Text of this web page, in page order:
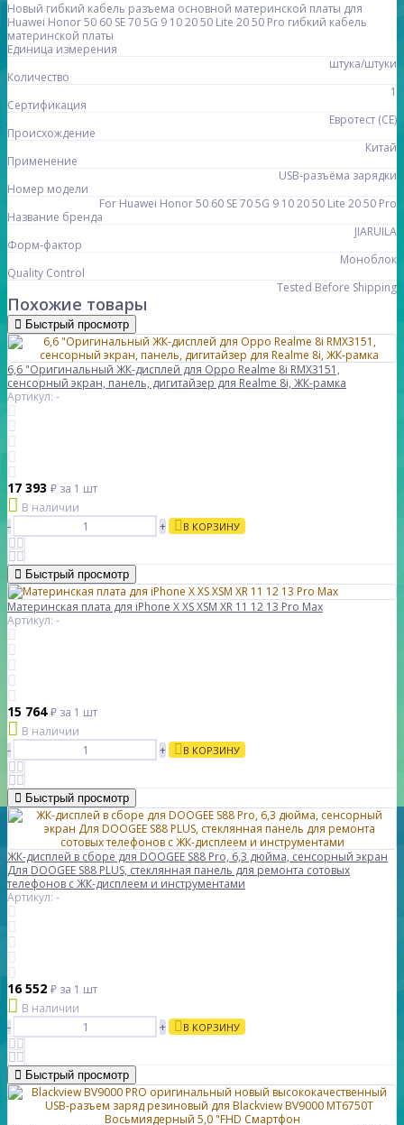
Новый гибкий кабель разъема основной материнской платы для
Huawei Honor 50 60 SE 70 5G 9 10 20 50 Lite 20 50 Pro гибкий кабель
материнской платы
Единица измерения
штука/штуки
Количество
1
Сертификация
Евротест (СЕ)
Происхождение
Китай
Применение
USB-разъёма зарядки
Номер модели
For Huawei Honor 50 60 SE 70 5G 9 10 20 50 Lite 20 50 Pro
Название бренда
JIARUILA
Форм-фактор
Моноблок
Quality Control
Tested Before Shipping
Похожие товары
Быстрый просмотр
6,6 "Оригинальный ЖК-дисплей для Oppo Realme 8i RMX3151,
сенсорный экран, панель, дигитайзер для Realme 8i, ЖК-рамка
Артикул: -
17 393 ₽ за 1 шт
В наличии
-
+ В КОРЗИНУ
Быстрый просмотр
Материнская плата для iPhone X XS XSM XR 11 12 13 Pro Max
Артикул: -
15 764₽ за 1 шт
В наличии
-
+ В КОРЗИНУ
Быстрый просмотр
ЖК-дисплей в сборе для DOOGEE S88 Pro, 6,3 дюйма, сенсорный экран
Для DOOGEE S88 PLUS, стеклянная панель для ремонта сотовых
телефонов с ЖК-дисплеем и инструментами
Артикул: -
16 552 ₽ за 1 шт
В наличии
-
+ В КОРЗИНУ
Быстрый просмотр